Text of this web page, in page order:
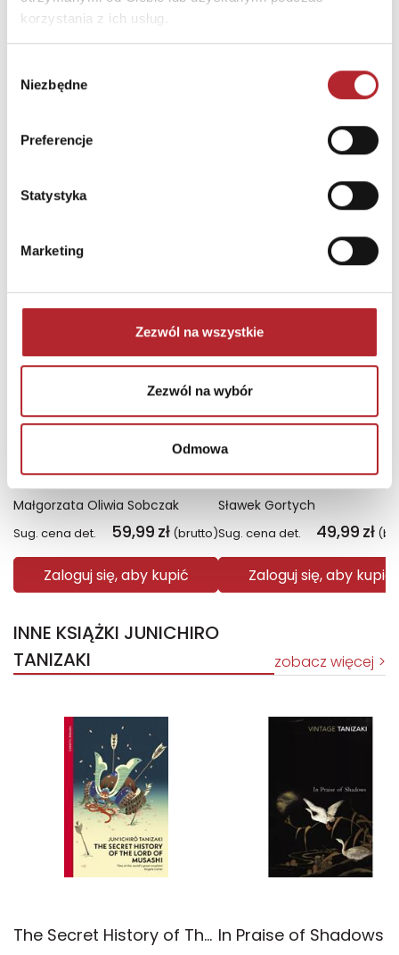
korzystania z ich usług.
zgody
Niezbędne
Preferencje
Statystyka
Marketing
Zezwól na wszystkie
Zezwól na wybór
Odmowa
NAJCZĘŚCIEJ KUPOWANE zobacz więcej
TOP 100
Fiolet. Kolory zła. Tom 7
Małgorzata Oliwia Sobczak
Sug. cena det. 59,99 zł (brutto)
Zaloguj się, aby kupić
Święto Karkonoszy
Sławek Gortych
Sug. cena det. 49,99 zł
Zaloguj się, aby kupić
INNE KSIĄŻKI JUNICHIRO
TANIZAKI
zobacz więcej
The Secret History of The Lord of Musashi wer. angielska